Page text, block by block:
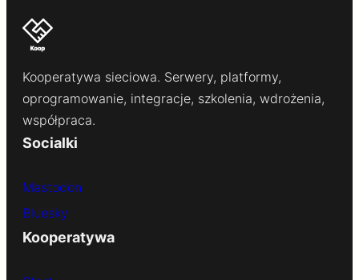
Kooperatywa sieciowa. Serwery, platformy,
oprogramowanie, integracje, szkolenia, wdrożenia,
współpraca.
Socialki
Mastodon
Bluesky
Kooperatywa